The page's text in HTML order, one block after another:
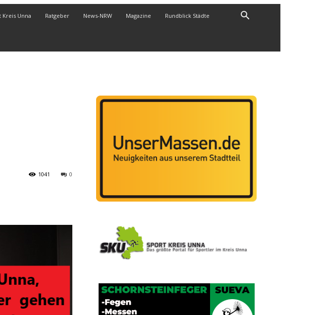
Kreis Unna Ratgeber News-NRW Magazine Rundblick Städte
0
1041